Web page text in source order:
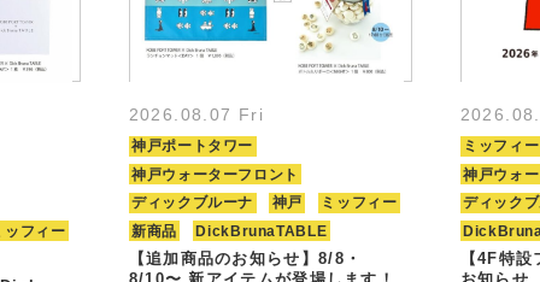
ッフィー
2026.08.07 Fri
神戸ポートタワー
神戸ウォーターフロント
ディックブルーナ
神戸
ミッフィー
新商品
DickBrunaTABLE
【追加商品のお知らせ】8/8・
ミッフィー
神戸ウォ
ディック
【4F特